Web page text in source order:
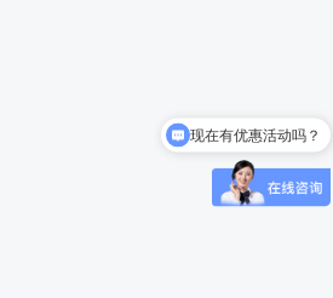
怎么试听？